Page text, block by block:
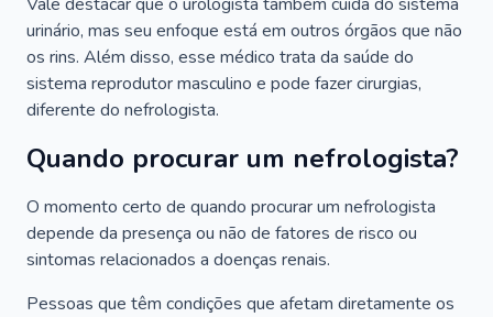
urinário, mas seu enfoque está em outros órgãos que não
os rins. Além disso, esse médico trata da saúde do
sistema reprodutor masculino e pode fazer cirurgias,
diferente do nefrologista.
Quando procurar um nefrologista?
O momento certo de quando procurar um nefrologista
depende da presença ou não de fatores de risco ou
sintomas relacionados a doenças renais.
Pessoas que têm condições que afetam diretamente os